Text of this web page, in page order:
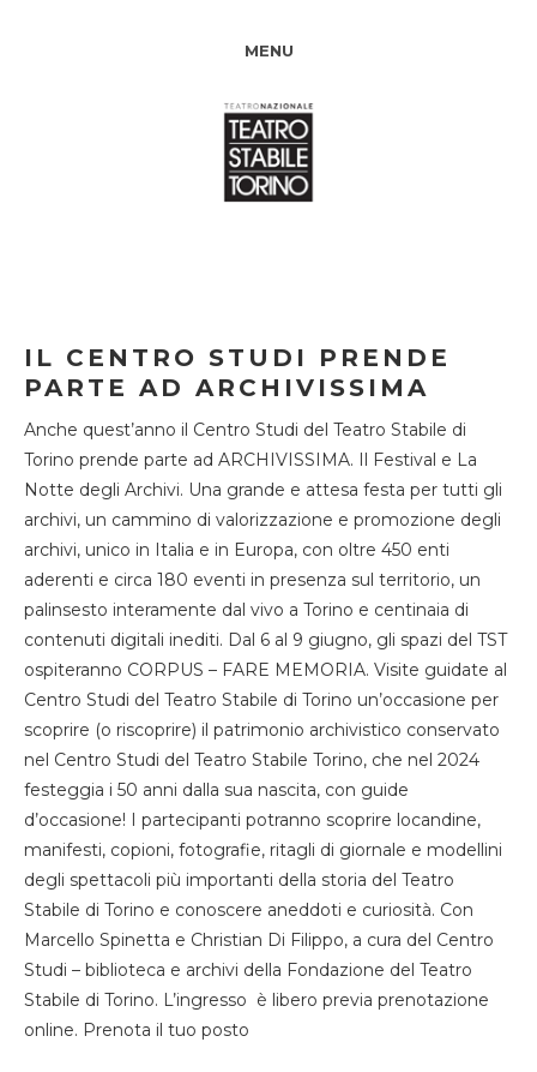
MENU
IL CENTRO STUDI PRENDE
PARTE AD ARCHIVISSIMA
Anche quest’anno il Centro Studi del Teatro Stabile di
Torino prende parte ad ARCHIVISSIMA. Il Festival e La
Notte degli Archivi. Una grande e attesa festa per tutti gli
archivi, un cammino di valorizzazione e promozione degli
archivi, unico in Italia e in Europa, con oltre 450 enti
aderenti e circa 180 eventi in presenza sul territorio, un
palinsesto interamente dal vivo a Torino e centinaia di
contenuti digitali inediti. Dal 6 al 9 giugno, gli spazi del TST
ospiteranno CORPUS – FARE MEMORIA. Visite guidate al
Centro Studi del Teatro Stabile di Torino un’occasione per
scoprire (o riscoprire) il patrimonio archivistico conservato
nel Centro Studi del Teatro Stabile Torino, che nel 2024
festeggia i 50 anni dalla sua nascita, con guide
d’occasione! I partecipanti potranno scoprire locandine,
manifesti, copioni, fotografie, ritagli di giornale e modellini
degli spettacoli più importanti della storia del Teatro
Stabile di Torino e conoscere aneddoti e curiosità. Con
Marcello Spinetta e Christian Di Filippo, a cura del Centro
Studi – biblioteca e archivi della Fondazione del Teatro
Stabile di Torino. L’ingresso è libero previa prenotazione
online. Prenota il tuo posto